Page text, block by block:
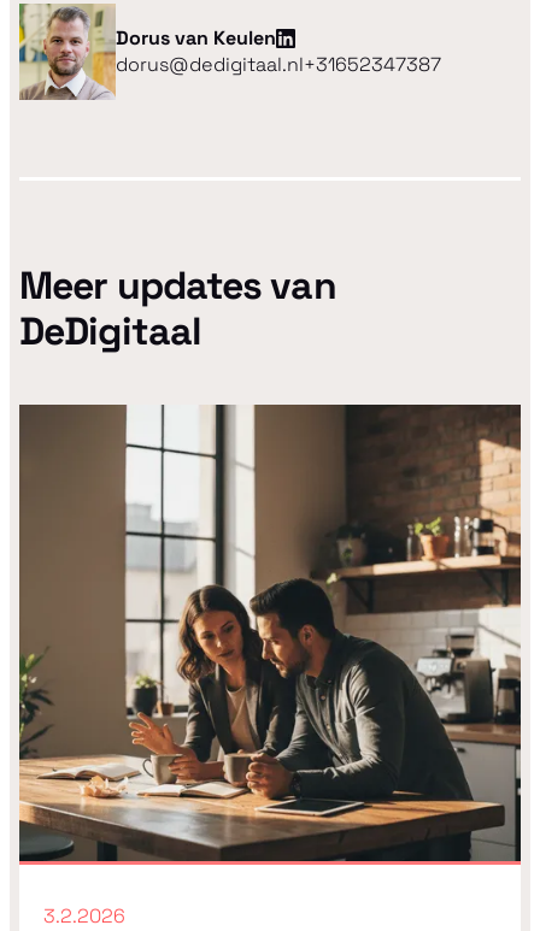
Dorus van Keulen
dorus@dedigitaal.nl+31652347387
Meer updates van
DeDigitaal
3.2.2026